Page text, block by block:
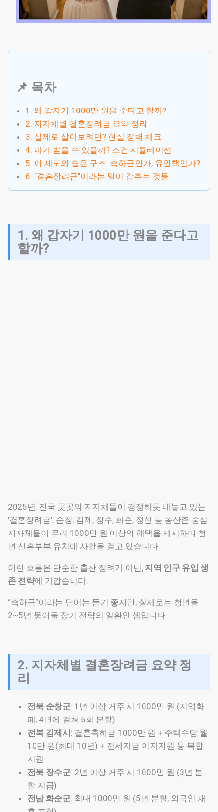
📌 목차
1. 왜 갑자기 1000만 원을 준다고 할까?
2. 지자체별 결혼장려금 요약 정리
3. 실제로 살아보려면? 현실 장벽 체크
4. 내가 받을 수 있을까? 조건 시뮬레이션
5. 이 제도의 숨은 구조: 축하금인가, 유인책인가?
6. "결혼장려금"이라는 말이 감추는 것들
1. 왜 갑자기 1000만 원을 준다고
할까?
2025년, 전국 곳곳의 지자체들이 경쟁하듯 내놓고 있는
'결혼장려금'. 순창, 김제, 장수, 화순, 정선 등 농산촌 중심
지자체들이 무려 1000만 원 이상의 혜택을 제시하며 청
년 신혼부부 유치에 사활을 걸고 있습니다.
이런 흐름은 단순한 출산 장려가 아닌, 지역 인구 유입 생
존 전략에 가깝습니다.
“축하금”이라는 단어는 듣기 좋지만, 실제로는 청년을
2~5년 묶어둘 장기 전략의 일환인 셈입니다.
2. 지자체별 결혼장려금 요약 정
리
전북 순창군: 1년 이상 거주 시 1000만 원 (지역화
폐, 4년에 걸쳐 5회 분할)
전북 김제시 : 결혼축하금 1000만 원 + 주택수당 월
10만 원(최대 10년) + 전세자금 이자지원 등 복합
지원
전북 장수군: 2년 이상 거주 시 1000만 원 (3년 분
할 지급)
전남 화순군: 최대 1000만 원 (5년 분할, 외국인·재